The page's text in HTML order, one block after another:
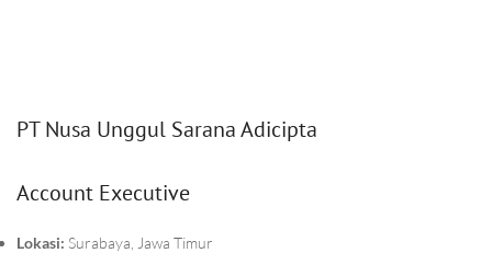
PT Nusa Unggul Sarana Adicipta
Account Executive
Lokasi: Surabaya, Jawa Timur